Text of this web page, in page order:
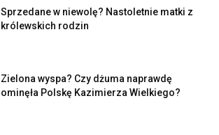
Sprzedane w niewolę? Nastoletnie matki z
królewskich rodzin
Zielona wyspa? Czy dżuma naprawdę
ominęła Polskę Kazimierza Wielkiego?